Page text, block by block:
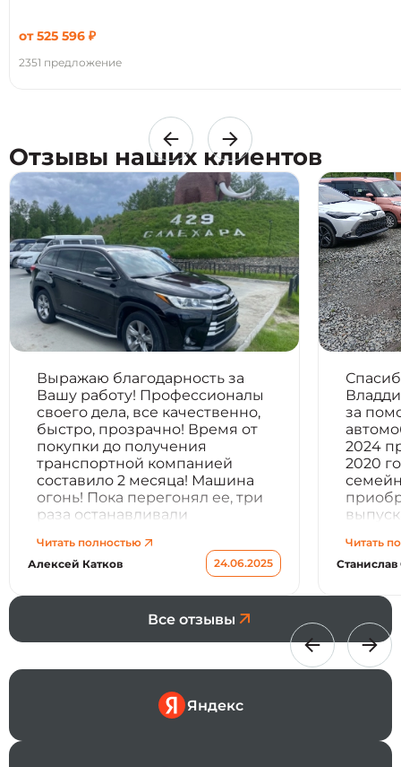
от 525 596 ₽
2351 предложение
Отзывы наших клиентов
Все отзывы
Выражаю благодарность за
Вашу работу! Профессионалы
своего дела, все качественно,
быстро, прозрачно! Время от
покупки до получения
транспортной компанией
составило 2 месяца! Машина
огонь! Пока перегонял ее, три
раза останавливали
спрашивали где заказать!
Ребята Вам процветания и
Читать полностью
Алексей Катков
24.06.2025
за
2024
2020
опыта
было,
плюс-
Читать
Станислав
Яндекс